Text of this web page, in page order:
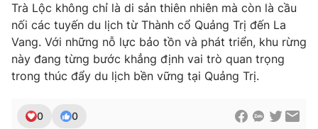
Cơ quan báo chí:Thời báo VTV
Giấy phép hoạt động báo in và báo điện tử số 483/GP-BTTTT
cấp ngày 29/12/2023
Tổng Biên tập:Vũ Thanh Thủy
Phó Tổng Biên tập:Nguyễn Thị Mỹ Hạnh, Phạm Quốc Thắng,
Tổng đài VTV: 024.38 355 931 - 024.38 355 932
Trà Lộc không chỉ là di sản thiên nhiên mà còn là cầu
nối các tuyến du lịch từ Thành cổ Quảng Trị đến La
Vang. Với những nỗ lực bảo tồn và phát triển, khu rừng
này đang từng bước khẳng định vai trò quan trọng
trong thúc đẩy du lịch bền vững tại Quảng Trị.
0 0